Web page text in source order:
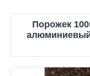
Порожек